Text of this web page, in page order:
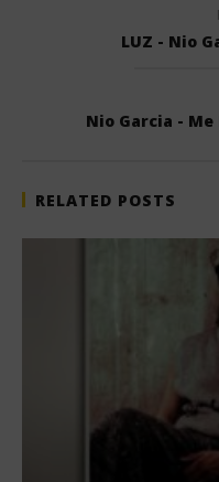
LUZ - Nio
Nio Garcia -
RELATED POSTS